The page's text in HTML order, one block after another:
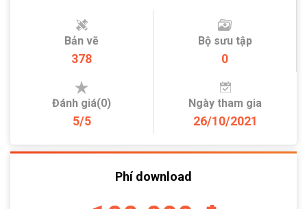
Bản vẽ
378
Bộ sưu tập
0
Đánh giá(0)
5/5
Ngày tham gia
26/10/2021
Phí download